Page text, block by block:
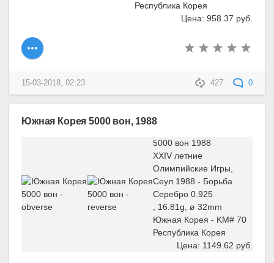
Республика Корея
Цена: 958.37 руб.
427 0
15-03-2018, 02:23
Южная Корея 5000 вон, 1988
5000 вон 1988
XXIV летние
Олимпийские Игры,
Сеул 1988 - Борьба
Серебро 0.925
, 16.81g, ø 32mm
Южная Корея - KM# 70
Республика Корея
Цена: 1149.62 руб.